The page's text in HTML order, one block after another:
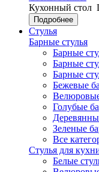
Кухонный стол
Подробнее
Стулья
Барные стулья
Барные
Барные
Барные
Бежевые
Голубые
Зеленые
Все
Стулья для
Белые